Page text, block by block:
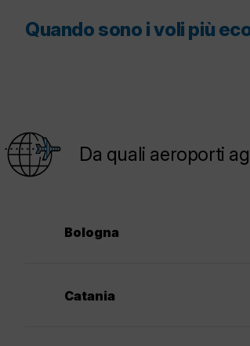
Quando sono i voli più
Da quali aeroporti
Bologna
Catania